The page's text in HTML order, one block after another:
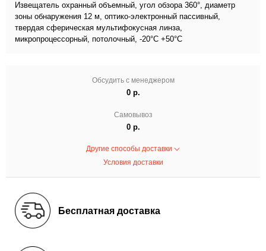
Извещатель охранный объемный, угол обзора 360°, диаметр
зоны обнаружения 12 м, оптико-электронный пассивный,
твердая сферическая мультифокусная линза,
микропроцессорный, потолочный, -20°С +50°С
Обсудить с менеджером
0 р.
Самовывоз
0 р.
Другие способы доставки
Условия доставки
Бесплатная доставка